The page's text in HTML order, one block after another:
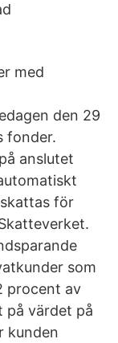
med
den 29
fonder.
anslutet
för
som
procent av
på värdet på
kunden